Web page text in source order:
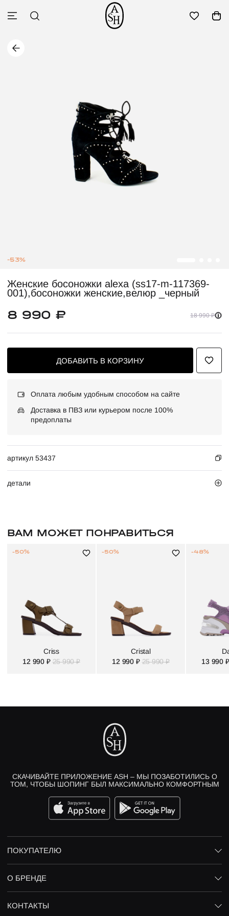
-53%
Женские босоножки alexa (ss17-m-117369-
001),босоножки женские,велюр _черный
8 990 ₽ 18 990 ₽
ДОБАВИТЬ В КОРЗИНУ
Оплата любым удобным способом на сайте
Доставка в ПВЗ или курьером после 100%
предоплаты
артикул 53437
детали
ВАМ МОЖЕТ ПОНРАВИТЬСЯ
Criss
12 990 ₽ 25 990 ₽
-50%
Cristal
12 990 ₽ 25 990 ₽
-50%
13 990 ₽
-48%
СКАЧИВАЙТЕ ПРИЛОЖЕНИЕ ASH – МЫ ПОЗАБОТИЛИСЬ О
ТОМ, ЧТОБЫ ШОПИНГ БЫЛ МАКСИМАЛЬНО КОМФОРТНЫМ
ПОКУПАТЕЛЮ
О БРЕНДЕ
КОНТАКТЫ